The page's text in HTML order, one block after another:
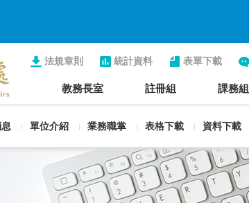
法規章則 統計資料 表單下載
教務長室 註冊組 課務組
單位介紹 業務職掌 表格下載 資料下載